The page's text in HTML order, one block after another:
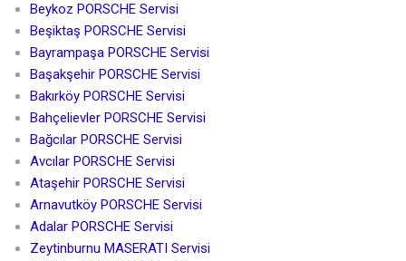
Beykoz PORSCHE Servisi
Beşiktaş PORSCHE Servisi
Bayrampaşa PORSCHE Servisi
Başakşehir PORSCHE Servisi
Bakırköy PORSCHE Servisi
Bahçelievler PORSCHE Servisi
Bağcılar PORSCHE Servisi
Avcılar PORSCHE Servisi
Ataşehir PORSCHE Servisi
Arnavutköy PORSCHE Servisi
Adalar PORSCHE Servisi
Zeytinburnu MASERATI Servisi